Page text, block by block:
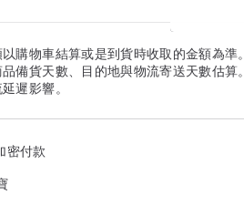
購物車結算或是到貨時收取的金額為準。
備貨天數、目的地與物流寄送天數估
遲影響。
密付款